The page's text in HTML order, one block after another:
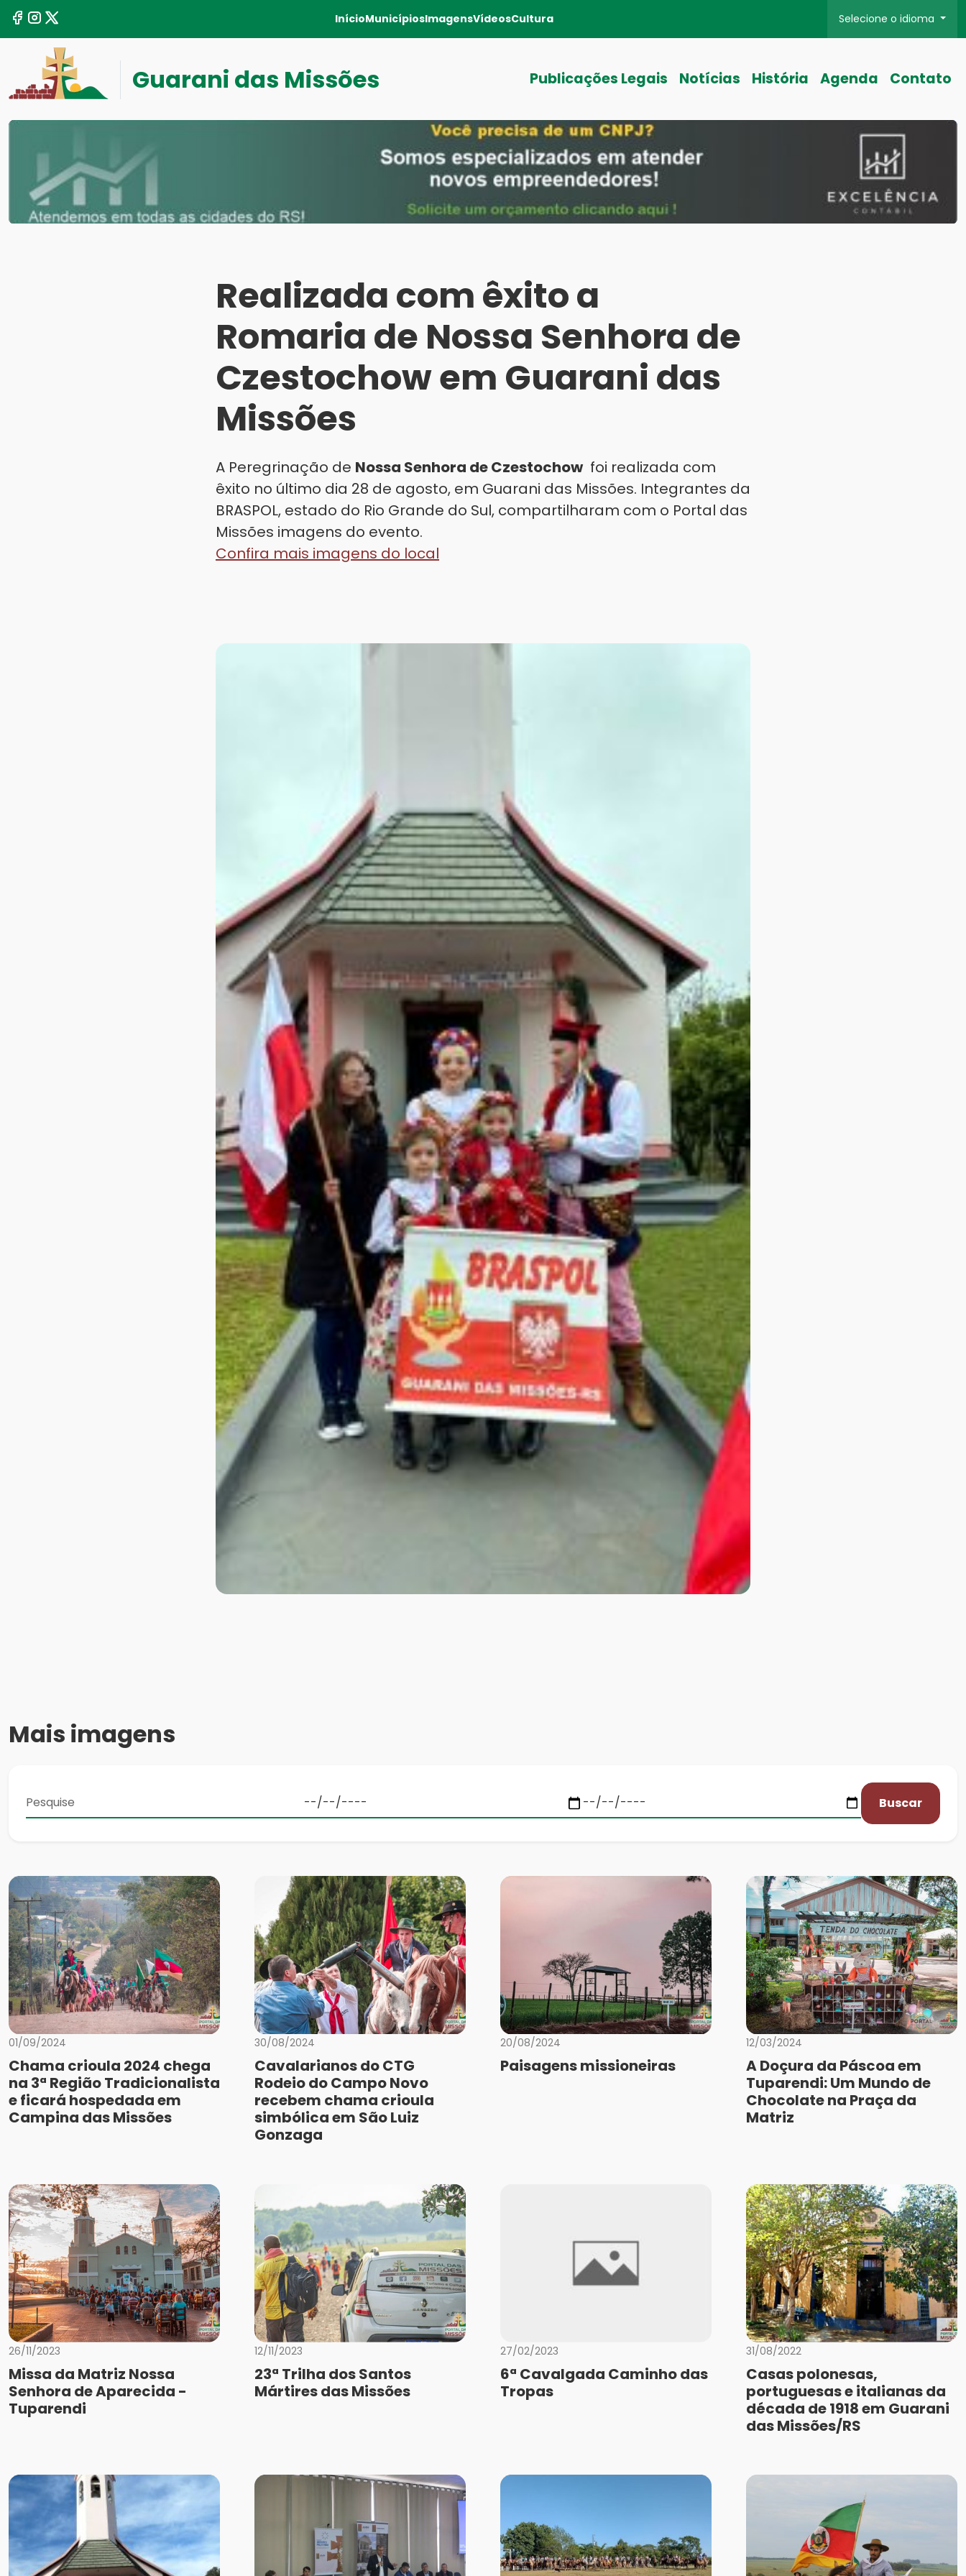
InícioMunicípiosImagensVídeosCultura Selecione o idioma
Guarani das Missões Publicações Legais Notícias História Agenda Contato
Realizada com êxito a
Romaria de Nossa Senhora de
Czestochow em Guarani das
Missões
A Peregrinação de Nossa Senhora de Czestochowfoi realizada com
êxito no último dia 28 de agosto, em Guarani das Missões. Integrantes da
BRASPOL, estado do Rio Grande do Sul, compartilharam com o Portal das
Missões imagens do evento.
Confira mais imagens do local
Mais imagens
Buscar
01/09/2024
Chama crioula 2024 chega
na 3ª Região Tradicionalista
e ficará hospedada em
Campina das Missões
30/08/2024
Cavalarianos do CTG
Rodeio do Campo Novo
recebem chama crioula
simbólica em São Luiz
Gonzaga
20/08/2024
Paisagens missioneiras
12/03/2024
A Doçura da Páscoa em
Tuparendi: Um Mundo de
Chocolate na Praça da
Matriz
26/11/2023
Missa da Matriz Nossa
Senhora de Aparecida -
Tuparendi
12/11/2023
23ª Trilha dos Santos
Mártires das Missões
27/02/2023
6ª Cavalgada Caminho das
Tropas
31/08/2022
Casas polonesas,
portuguesas e italianas da
década de 1918 em Guarani
das Missões/RS